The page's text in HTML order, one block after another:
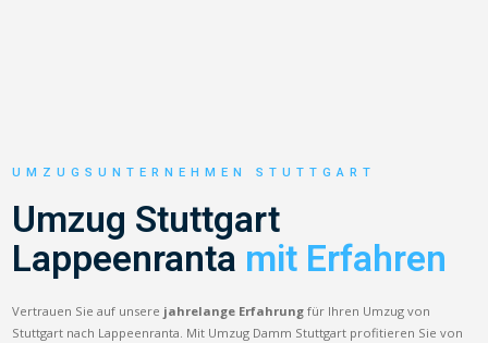
UMZUGSUNTERNEHMEN STUTTGART
Umzug Stuttgart
Lappeenranta mit Erfahren
Vertrauen Sie auf unsere jahrelange Erfahrung für Ihren Umzug von
Stuttgart nach Lappeenranta. Mit Umzug Damm Stuttgart profitieren Sie von